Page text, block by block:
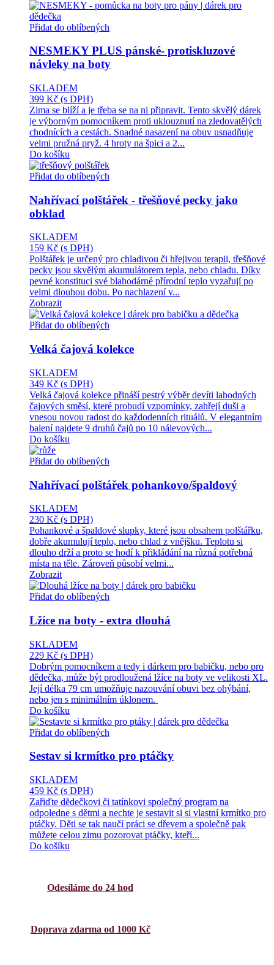
Přidat do oblíbených
NESMEKY PLUS pánské- protiskluzové
návleky na boty
SKLADEM
399 Kč (s DPH)
Zima se blíží a je třeba se na ni připravit. Tento skvělý dárek
je výborným pomocníkem proti uklouznutí na zledovatělých
chodnících a cestách. Snadné nasazení na obuv usnadňuje
velmi pružná pryž. 4 hroty na špici a 2...
Do košíku
Přidat do oblíbených
Nahřívací polštářek - třešňové pecky jako
obklad
SKLADEM
159 Kč (s DPH)
Polštářek je určený pro chladivou či hřejivou terapii, třešňové
pecky jsou skvělým akumulátorem tepla, nebo chladu. Díky
pevné konstituci své blahodárné přírodní teplo vyzařují po
velmi dlouhou dobu. Po nachlazení v...
Zobrazit
Přidat do oblíbených
Velká čajová kolekce
SKLADEM
349 Kč (s DPH)
Velká čajová kolekce přináší pestrý výběr devíti lahodných
čajových směsí, které probudí vzpomínky, zahřejí duši a
vnesou novou radost do každodenních rituálů. V elegantním
balení najdete 9 druhů čajů po 10 nálevových...
Do košíku
Přidat do oblíbených
Nahřívací polštářek pohankovo/špaldový
SKLADEM
230 Kč (s DPH)
Pohankové a špaldové slupky, které jsou obsahem polštářku,
dobře akumulují teplo, nebo chlad z vnějšku. Teplotu si
dlouho drží a proto se hodí k přikládání na různá potřebná
místa na těle. Zároveň působí velmi...
Zobrazit
Přidat do oblíbených
Lžíce na boty - extra dlouhá
SKLADEM
229 Kč (s DPH)
Dobrým pomocníkem a tedy i dárkem pro babičku, nebo pro
dědečka, může být prodloužená lžíce na boty ve velikosti XL.
Její délka 79 cm umožňuje nazouvání obuvi bez ohýbání,
nebo jen s minimálním úklonem.
Do košíku
Přidat do oblíbených
Sestav si krmítko pro ptáčky
SKLADEM
459 Kč (s DPH)
Zařiďte dědečkovi či tatínkovi společný program na
odpoledne s dětmi a nechte je sestavit si si vlastní krmítko pro
ptáčky. Děti se tak naučí práci se dřevem a společně pak
můžete celou zimu pozorovat ptáčky, kteří...
Do košíku
Odesíláme do 24 hod
Doprava zdarma od 1000 Kč